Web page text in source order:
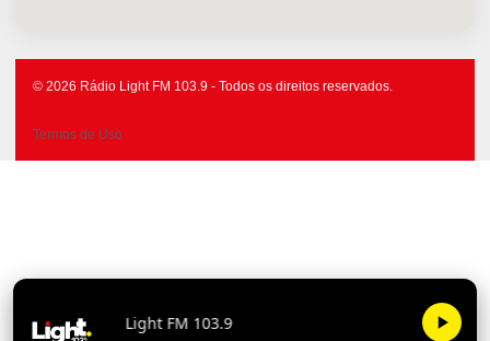
© 2026 Rádio Light FM 103.9 - Todos os direitos reservados.
Termos de Uso
Light FM 103.9